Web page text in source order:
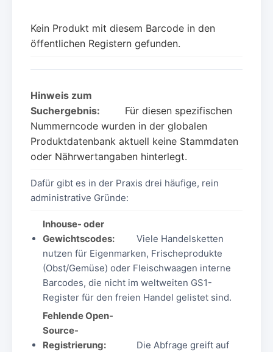
Kein Produkt mit diesem Barcode in den
öffentlichen Registern gefunden.
Hinweis zum
Suchergebnis:
Für diesen spezifischen
Nummerncode wurden in der globalen
Produktdatenbank aktuell keine Stammdaten
oder Nährwertangaben hinterlegt.
Dafür gibt es in der Praxis drei häufige, rein
administrative Gründe:
Inhouse- oder
Gewichtscodes:
Viele Handelsketten
nutzen für Eigenmarken, Frischeprodukte
(Obst/Gemüse) oder Fleischwaagen interne
Barcodes, die nicht im weltweiten GS1-
Register für den freien Handel gelistet sind.
Fehlende Open-
Source-
Registrierung:
Die Abfrage greift auf